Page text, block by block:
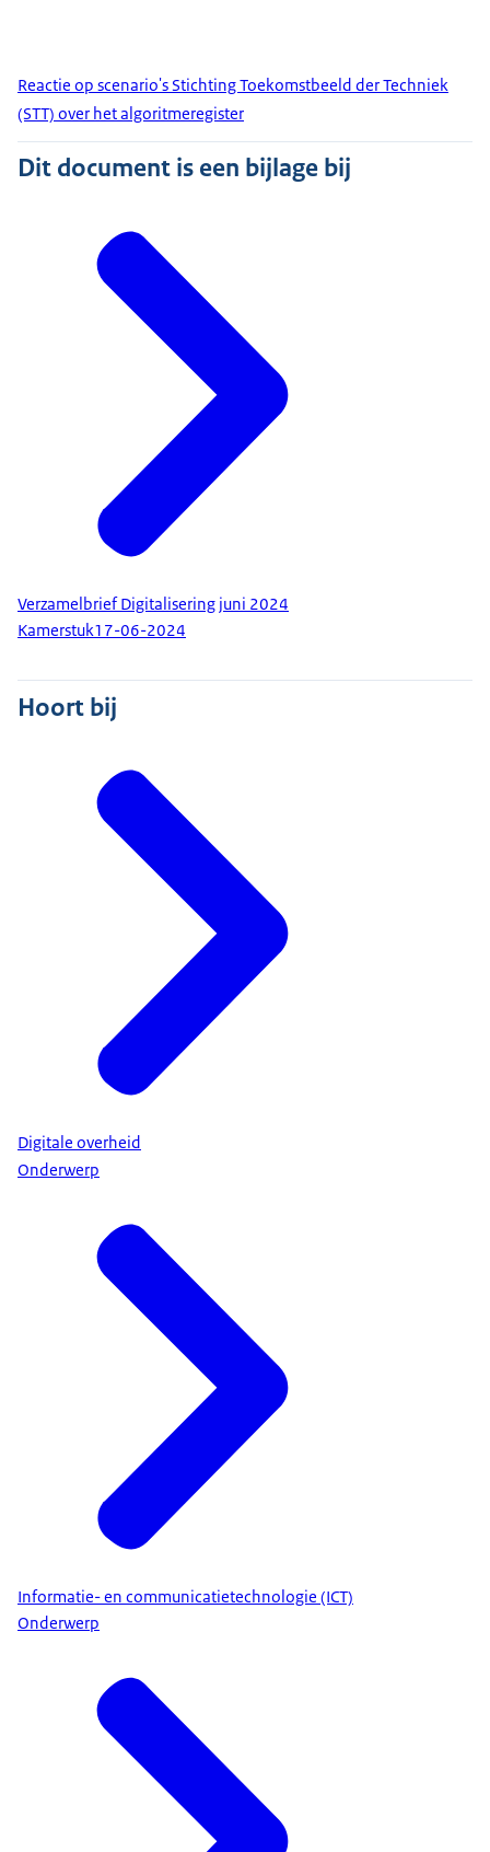
Reactie op scenario's Stichting Toekomstbeeld der Techniek
(STT) over het algoritmeregister
Dit document is een bijlage bij
Verzamelbrief Digitalisering juni 2024
Kamerstuk17-06-2024
Hoort bij
Digitale overheid
Onderwerp
Informatie- en communicatietechnologie (ICT)
Onderwerp